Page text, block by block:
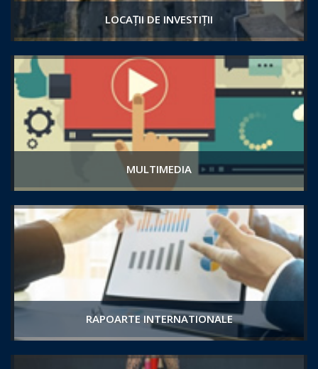
LOCAȚII DE INVESTIȚII
MULTIMEDIA
RAPOARTE INTERNATIONALE